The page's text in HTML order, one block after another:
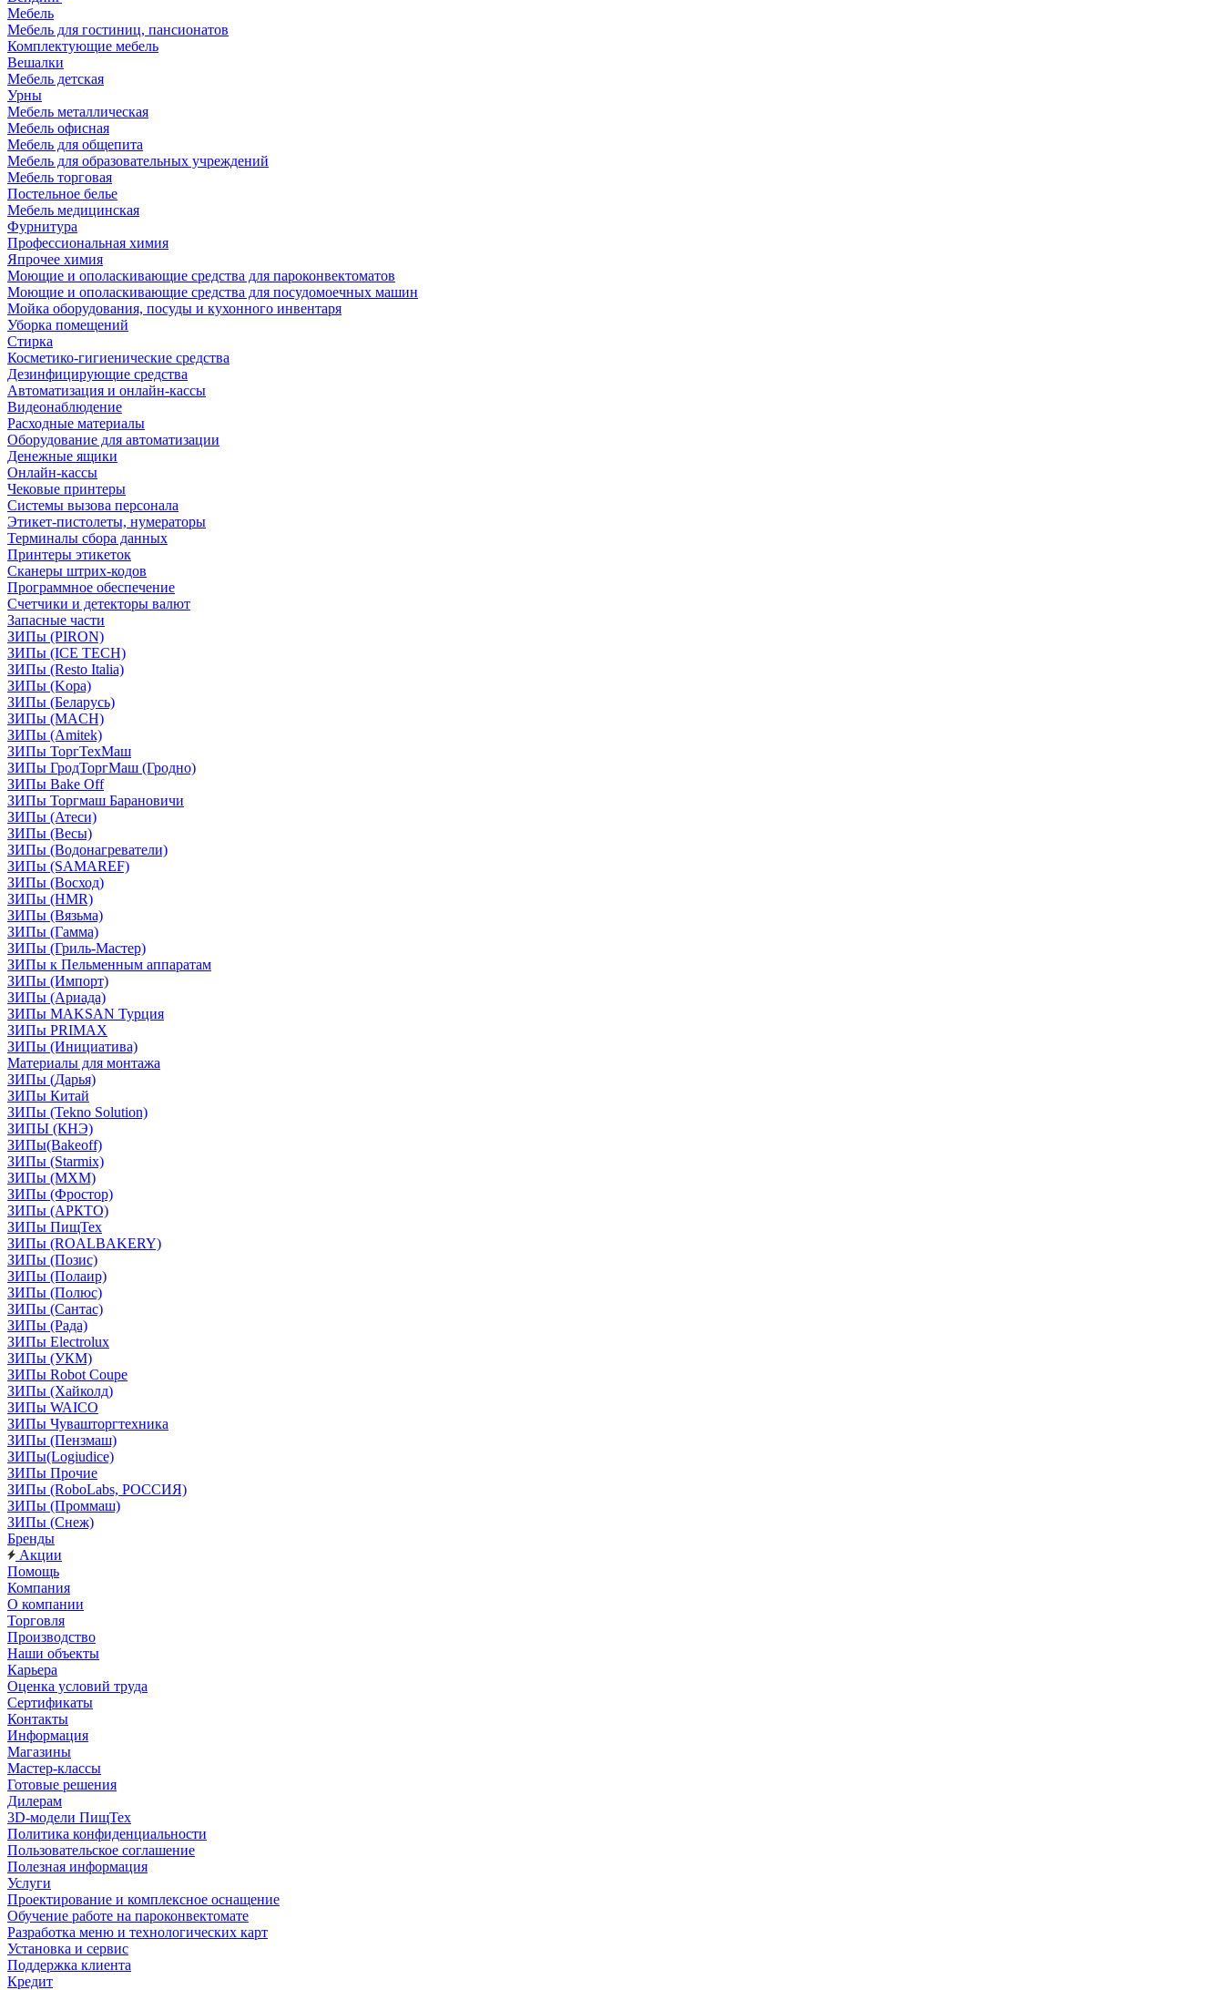
Мебель
Мебель для гостиниц, пансионатов
Комплектующие мебель
Вешалки
Мебель детская
Урны
Мебель металлическая
Мебель офисная
Мебель для общепита
Мебель для образовательных учреждений
Мебель торговая
Постельное белье
Мебель медицинская
Фурнитура
Профессиональная химия
Япрочее химия
Моющие и ополаскивающие средства для пароконвектоматов
Моющие и ополаскивающие средства для посудомоечных машин
Мойка оборудования, посуды и кухонного инвентаря
Уборка помещений
Стирка
Косметико-гигиенические средства
Дезинфицирующие средства
Автоматизация и онлайн-кассы
Видеонаблюдение
Расходные материалы
Оборудование для автоматизации
Денежные ящики
Онлайн-кассы
Чековые принтеры
Системы вызова персонала
Этикет-пистолеты, нумераторы
Терминалы сбора данных
Принтеры этикеток
Сканеры штрих-кодов
Программное обеспечение
Счетчики и детекторы валют
Запасные части
ЗИПы (PIRON)
ЗИПы (ICE TECH)
ЗИПы (Resto Italia)
ЗИПы (Kopa)
ЗИПы (Беларусь)
ЗИПы (MACH)
ЗИПы (Amitek)
ЗИПы ТоргТехМаш
ЗИПы ГродТоргМаш (Гродно)
ЗИПы Bake Off
ЗИПы Торгмаш Барановичи
ЗИПы (Атеси)
ЗИПы (Весы)
ЗИПы (Водонагреватели)
ЗИПы (SAMAREF)
ЗИПы (Восход)
ЗИПы (HMR)
ЗИПы (Вязьма)
ЗИПы (Гамма)
ЗИПы (Гриль-Мастер)
ЗИПы к Пельменным аппаратам
ЗИПы (Импорт)
ЗИПы (Ариада)
ЗИПы MAKSAN Турция
ЗИПы PRIMAX
ЗИПы (Инициатива)
Материалы для монтажа
ЗИПы (Дарья)
ЗИПы Китай
ЗИПы (Tekno Solution)
ЗИПЫ (КНЭ)
ЗИПы(Bakeoff)
ЗИПы (Starmix)
ЗИПы (МХМ)
ЗИПы (Фростор)
ЗИПы (АРКТО)
ЗИПы ПищТех
ЗИПы (ROALBAKERY)
ЗИПы (Позис)
ЗИПы (Полаир)
ЗИПы (Полюс)
ЗИПы (Сантас)
ЗИПы (Рада)
ЗИПы Electrolux
ЗИПы (УКМ)
ЗИПы Robot Coupe
ЗИПы (Хайколд)
ЗИПы WAICO
ЗИПы Чувашторгтехника
ЗИПы (Пензмаш)
ЗИПы(Logiudice)
ЗИПы Прочие
ЗИПы (RoboLabs, РОССИЯ)
ЗИПы (Проммаш)
ЗИПы (Снеж)
Бренды
Акции
Помощь
Компания
О компании
Торговля
Производство
Наши объекты
Карьера
Оценка условий труда
Сертификаты
Контакты
Информация
Магазины
Мастер-классы
Готовые решения
Дилерам
3D-модели ПищТех
Политика конфиденциальности
Пользовательское соглашение
Полезная информация
Услуги
Проектирование и комплексное оснащение
Обучение работе на пароконвектомате
Разработка меню и технологических карт
Установка и сервис
Поддержка клиента
Кредит